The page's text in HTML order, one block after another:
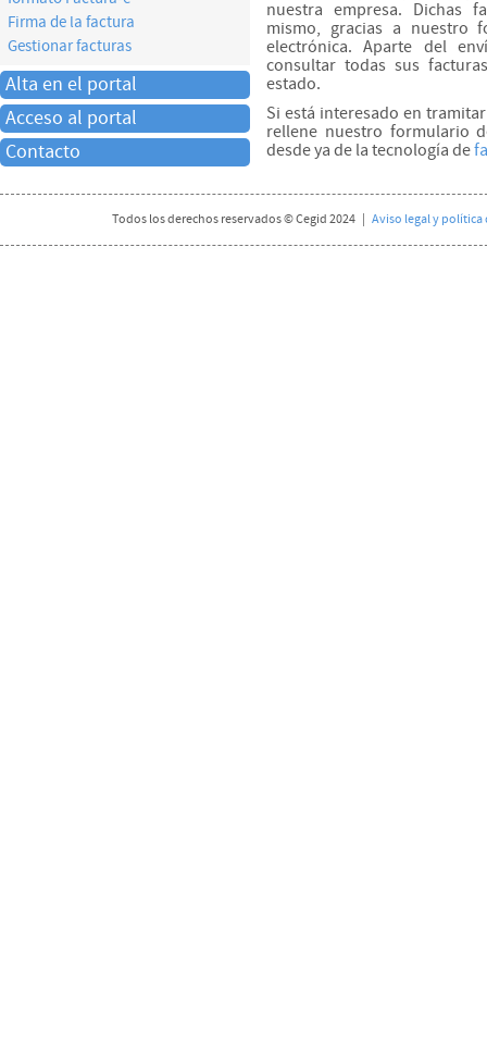
Firma de la factura
Gestionar facturas
Alta en el portal
Acceso al portal
Contacto
nuestra empresa. Dichas
mismo, gracias a nuestro
electrónica. Aparte del
consultar todas sus
estado.
Si está interesado en
rellene nuestro formulario
desde ya de la tecnología de
Todos los derechos reservados © Cegid 2024 | Aviso legal y